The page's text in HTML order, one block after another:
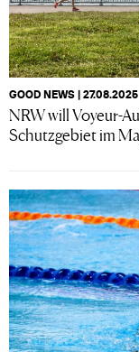
GOOD NEWS | 27.08.2025
NRW will Voyeur-
Schutzgebiet im